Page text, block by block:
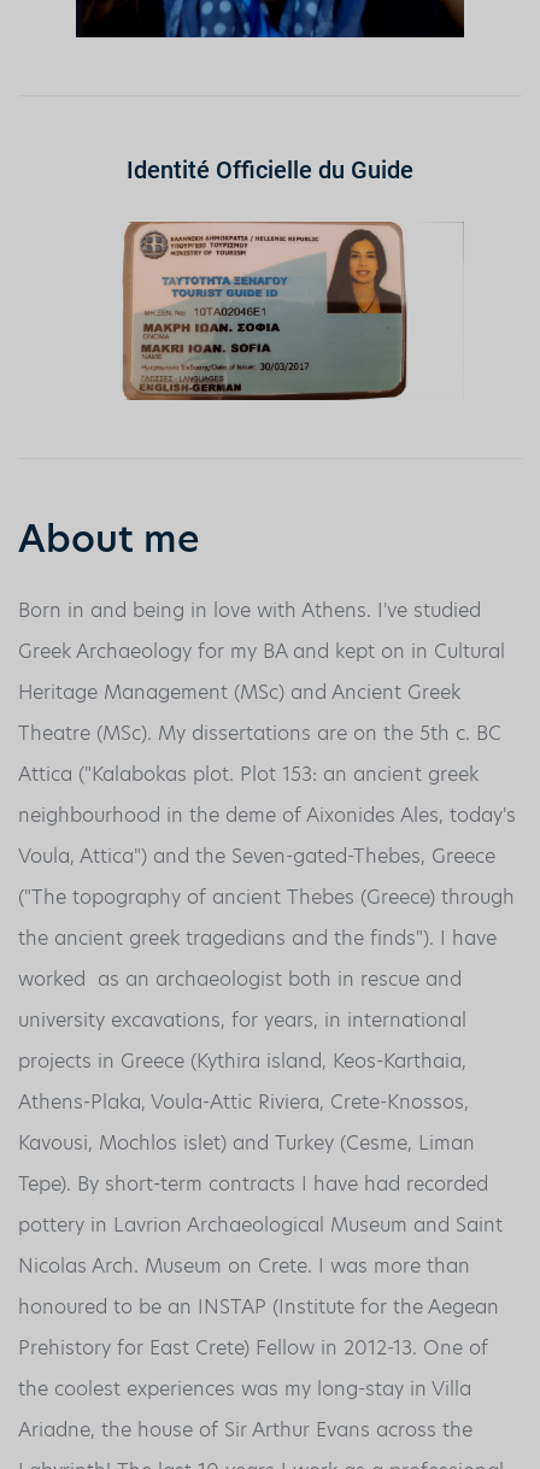
Identité Officielle du Guide
About me
Born in and being in love with Athens. I've studied
Greek Archaeology for my BA and kept on in Cultural
Heritage Management (MSc) and Ancient Greek
Theatre (MSc). My dissertations are on the 5th c. BC
Attica ("Kalabokas plot. Plot 153: an ancient greek
neighbourhood in the deme ofAixonides Ales, today's
Voula, Attica") and the Seven-gated-Thebes, Greece
("The topography of ancient Thebes (Greece) through
the ancient greek tragedians and the finds"). I have
worked as an archaeologist both in rescue and
university excavations, for years, in international
projects in Greece (Kythira island, Keos-Karthaia,
Athens-Plaka, Voula-Attic Riviera, Crete-Knossos,
Kavousi, Mochlos islet) and Turkey (Cesme, Liman
Tepe). By short-term contracts I have had recorded
pottery in Lavrion Archaeological Museum and Saint
Nicolas Arch. Museum on Crete. I was more than
honoured to be an INSTAP (Institute for the Aegean
Prehistory for East Crete) Fellow in 2012-13. One of
the coolest experiences was my long-stay in Villa
Ariadne, the house of Sir Arthur Evans across the